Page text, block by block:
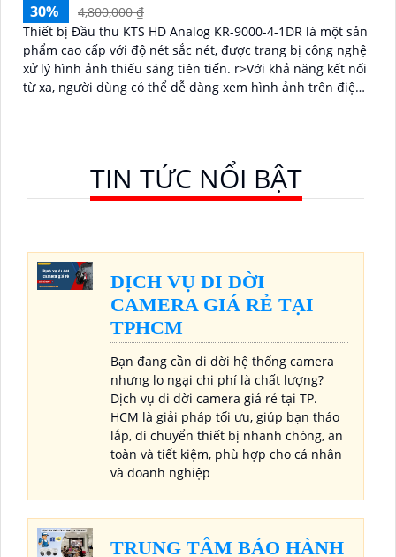
30%
4,800,000 ₫
Thiết bị Đầu thu KTS HD Analog KR-9000-4-1DR là một sản
phẩm cao cấp với độ nét sắc nét, được trang bị công nghệ
xử lý hình ảnh thiếu sáng tiên tiến. r>Với khả năng kết nối
từ xa, người dùng có thể dễ dàng xem hình ảnh trên điện
TIN TỨC NỔI BẬT
DỊCH VỤ DI DỜI
CAMERA GIÁ RẺ TẠI
TPHCM
Bạn đang cần di dời hệ thống camera
nhưng lo ngại chi phí là chất lượng?
Dịch vụ di dời camera giá rẻ tại TP.
HCM là giải pháp tối ưu, giúp bạn tháo
lắp, di chuyển thiết bị nhanh chóng, an
toàn và tiết kiệm, phù hợp cho cá nhân
và doanh nghiệp
TRUNG TÂM BẢO HÀNH